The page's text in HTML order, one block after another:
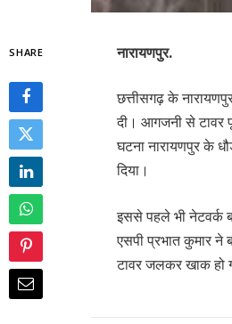
SHARE नारायणपुर.
छत्तीसगढ़ के
दी। आगजनी से टावर
घटना नारायणपुर के
दिया।
इससे पहले भी नेटवर्क
एसपी प्रभात कुमार
टावर जलकर खाक हो